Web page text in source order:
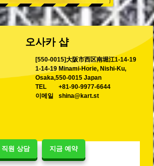
직원 상담 지금 예약
오사카 샵
[550-0015]大阪市西区南堀江1-14-19
1-14-19 Minami-Horie, Nishi-Ku,
Osaka,550-0015 Japan
TEL
+81-90-9977-6644
이메일
shina@kart.st